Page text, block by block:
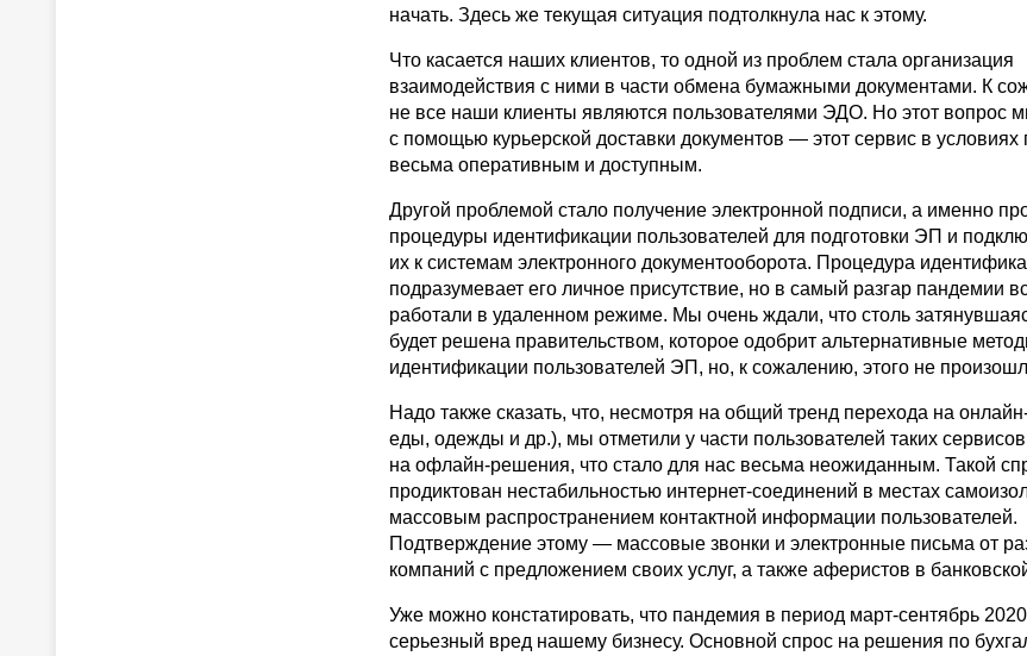
начать. Здесь же текущая ситуация подтолкнула нас к этому.
Что касается наших клиентов, то одной из проблем стала организация
взаимодействия с ними в части обмена бумажными документами. К
не все наши клиенты являются пользователями ЭДО. Но этот вопрос
с помощью курьерской доставки документов — этот сервис в условиях
весьма оперативным и доступным.
Другой проблемой стало получение электронной подписи, а именно
процедуры идентификации пользователей для подготовки ЭП и
их к системам электронного документооборота. Процедура
подразумевает его личное присутствие, но в самый разгар пандемии
работали в удаленном режиме. Мы очень ждали, что столь
будет решена правительством, которое одобрит альтернативные
идентификации пользователей ЭП, но, к сожалению, этого не
Надо также сказать, что, несмотря на общий тренд перехода на
еды, одежды и др.), мы отметили у части пользователей таких
на офлайн-решения, что стало для нас весьма неожиданным. Такой
продиктован нестабильностью интернет-соединений в местах
массовым распространением контактной информации пользователей.
Подтверждение этому — массовые звонки и электронные письма от
компаний с предложением своих услуг, а также аферистов в
Уже можно констатировать, что пандемия в период март-сентябрь 2020
серьезный вред нашему бизнесу. Основной спрос на решения по